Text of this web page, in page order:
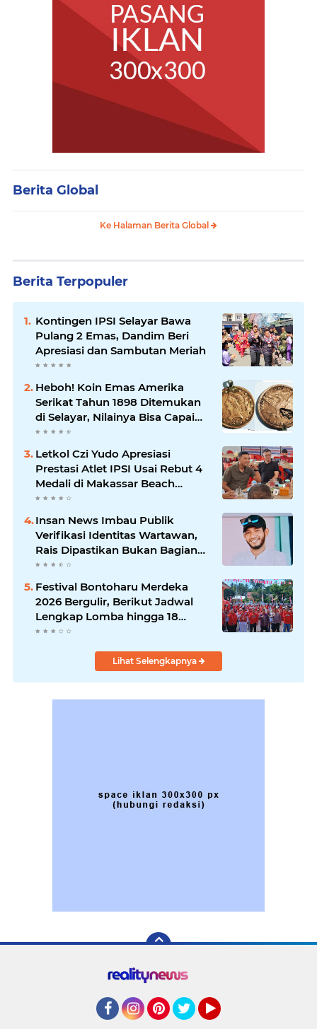
Berita Global
Ke Halaman Berita Global
Berita Terpopuler
Kontingen IPSI Selayar Bawa
Pulang 2 Emas, Dandim Beri
Apresiasi dan Sambutan Meriah
Heboh! Koin Emas Amerika
Serikat Tahun 1898 Ditemukan
di Selayar, Nilainya Bisa Capai
Rp873 Juta
Letkol Czi Yudo Apresiasi
Prestasi Atlet IPSI Usai Rebut 4
Medali di Makassar Beach
Championship
Insan News Imbau Publik
Verifikasi Identitas Wartawan,
Rais Dipastikan Bukan Bagian
Redaksi
Festival Bontoharu Merdeka
2026 Bergulir, Berikut Jadwal
Lengkap Lomba hingga 18
Agustus
Lihat Selengkapnya